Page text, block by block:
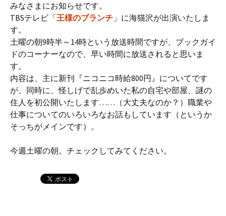
みなさまにお知らせです。
TBSテレビ「王様のブランチ 」に海猫沢が出演いたしま
す。
土曜の朝9時半～14時という放送時間ですが、ブックガイ
ドのコーナーなので、早い時間に放送されると思いま
す。
内容は、主に新刊『ニコニコ時給800円』についてです
が、同時に、怪しげで乱歩めいた私の自宅や部屋、謎の
住人を初公開いたします……（大丈夫なのか？）職業や
仕事についてのいろいろなお話もしています（というか
そっちがメインです）。
今週土曜の朝。チェックしてみてください。